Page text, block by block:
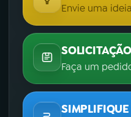
Envie uma
SOLICITAÇÃO
Faça um
SIMPLIFIQUE